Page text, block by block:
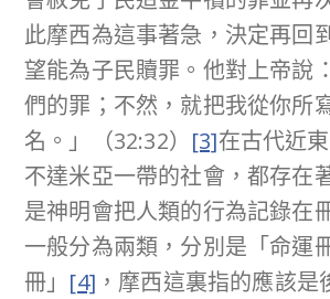
此摩西為這事著急，決定再回
望能為子民贖罪。他對上帝說
們的罪；不然，就把我從你所
名。」（32:32） [3]在古代近
不達米亞一帶的社會，都存在
是神明會把人類的行為記錄在
一般分為兩類，分別是「命運
冊」 [4] ，摩西這裏指的應該是